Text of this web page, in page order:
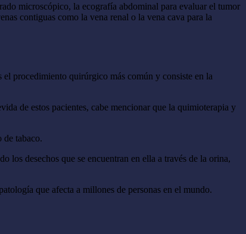
microscópico, la ecografía abdominal para evaluar el tumor
contiguas como la vena renal o la vena cava para la
procedimiento quirúrgico más común y consiste en la
de estos pacientes, cabe mencionar que la quimioterapia y
de tabaco.
desechos que se encuentran en ella a través de la orina,
que afecta a millones de personas en el mundo.